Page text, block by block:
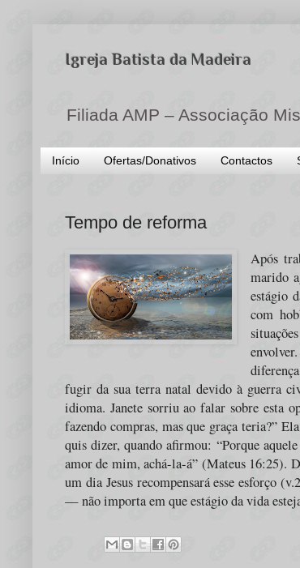
Igreja Batista da Madeira
Filiada AMP – Associação
Início Ofertas/Donativos Contactos
Tempo de reforma
Após
marido
estágio
com
fugir da sua terra natal devido à guerra
idioma. Janete sorriu ao falar sobre esta
fazendo compras, mas que graça teria?”
quis dizer, quando afirmou: “Porque
amor de mim, achá-la-á” (Mateus 16:25).
um dia Jesus recompensará esse esforço
— não importa em que estágio da vida